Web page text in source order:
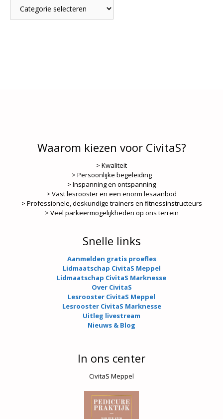
Waarom kiezen voor CivitaS?
> Kwaliteit
> Persoonlijke begeleiding
> Inspanning en ontspanning
> Vast lesrooster en een enorm lesaanbod
> Professionele, deskundige trainers en fitnessinstructeurs
> Veel parkeermogelijkheden op ons terrein
Snelle links
Aanmelden gratis proefles
Lidmaatschap CivitaS Meppel
Lidmaatschap CivitaS Marknesse
Over CivitaS
Lesrooster CivitaS Meppel
Lesrooster CivitaS Marknesse
Uitleg livestream
Nieuws & Blog
In ons center
CivitaS Meppel